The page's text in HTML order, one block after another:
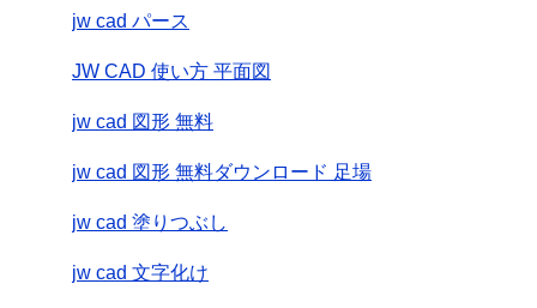
jw cad パース
JW CAD 使い方 平面図
jw cad 図形 無料
jw cad 図形 無料ダウンロード 足場
jw cad 塗りつぶし
jw cad 文字化け